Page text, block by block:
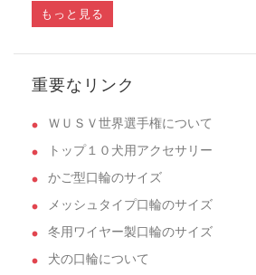
もっと見る
重要なリンク
ＷＵＳＶ世界選手権について
トップ１０犬用アクセサリー
かご型口輪のサイズ
メッシュタイプ口輪のサイズ
冬用ワイヤー製口輪のサイズ
犬の口輪について